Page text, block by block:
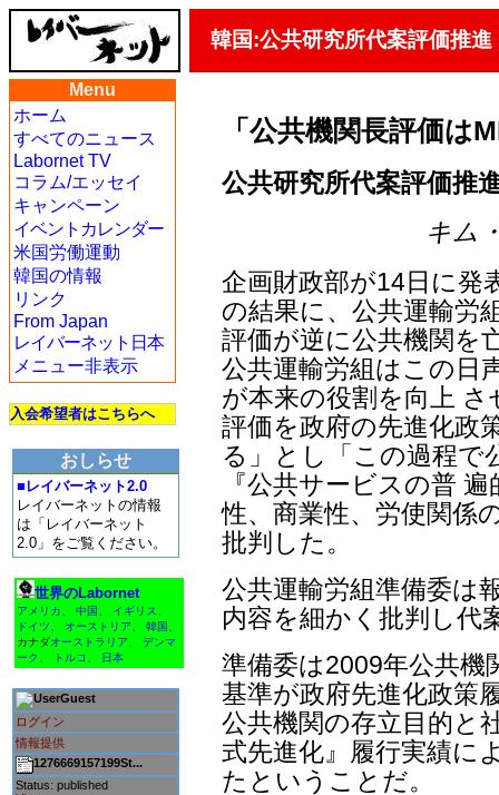
韓国:公共研究所代案評価推進
Menu
ホーム
すべてのニュース
Labornet TV
コラム/エッセイ
キャンペーン
イベントカレンダー
米国労働運動
韓国の情報
リンク
From Japan
レイバーネット日本
メニュー非表示
入会希望者はこちらへ
おしらせ
■レイバーネット2.0
レイバーネットの情報
は「レイバーネット
2.0」をご覧ください。
世界のLabornet
アメリカ 中国 イギリス
ドイツ
オーストリア 韓国
カナダオーストラリア
デンマ
ーク
トルコ 日本
Guest
ログイン
情報提供
1276669157199St...
Status: published
「公共機関長評価は
公共研究所代案評価推
キム
企画財政部が14日に発
の結果に、公共運輸労
評価が逆に公共機関を
公共運輸労組はこの日
が本来の役割を向上
評価を政府の先進化政
る」とし「この過程で
『公共サービスの普
性、商業性、労使関係
批判した。
公共運輸労組準備委は
内容を細かく批判し代
準備委は2009年公共機
基準が政府先進化政策
公共機関の存立目的と
式先進化』履行実績に
たということだ。